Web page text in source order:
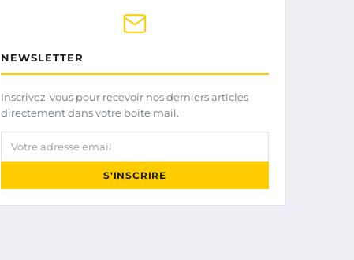
NEWSLETTER
Inscrivez-vous pour recevoir nos derniers articles
directement dans votre boîte mail.
Votre adresse email
S'INSCRIRE